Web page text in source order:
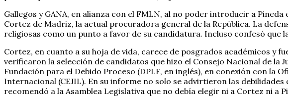
Gallegos y GANA, en alianza con el FMLN, al no poder introducir a
Cortez de Madriz, la actual procuradora general de la República. La
religiosas como un punto a favor de su candidatura. Incluso confesó que
Cortez, en cuanto a su hoja de vida, carece de posgrados académicos y
verificaron la selección de candidatos que hizo el Consejo Nacional de
Fundación para el Debido Proceso (DPLF, en inglés), en conexión con la
Internacional (CEJIL). En su informe no solo se advirtieron las
recomendó a la Asamblea Legislativa que no debía elegir ni a Cortez ni a